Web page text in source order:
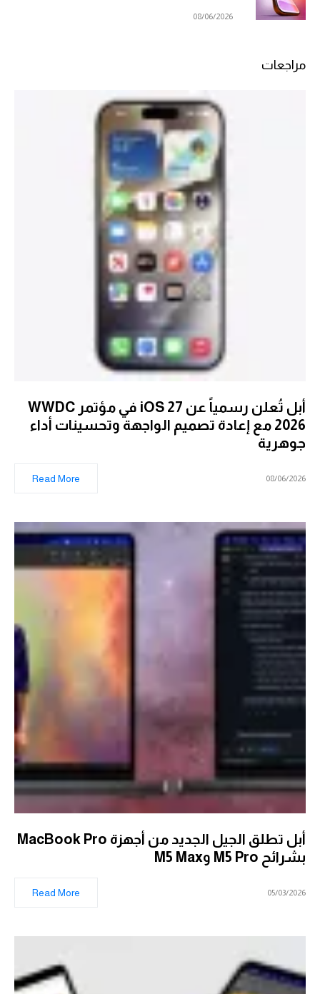
08/06/2026
مراجعات
أبل تُعلن رسمياً عن iOS 27 في مؤتمر WWDC
2026 مع إعادة تصميم الواجهة وتحسينات أداء
جوهرية
08/06/2026
Read More
أبل تطلق الجيل الجديد من أجهزة MacBook Pro
بشرائح M5 Pro وM5 Max
05/03/2026
Read More